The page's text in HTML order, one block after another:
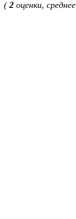
( 2 оценки, среднее